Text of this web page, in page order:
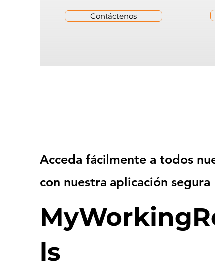
Contáctenos
Acceda fácilmente a todos
con nuestra aplicación
ls